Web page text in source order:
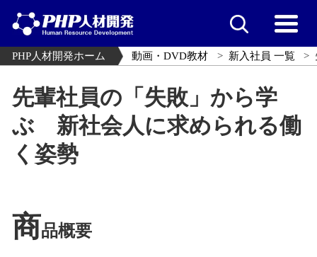
PHP人材開発ホーム 動画・DVD教材 新入社員 一覧
先輩社員の「失敗」から学
ぶ 新社会人に求められる働
く姿勢
商品概要